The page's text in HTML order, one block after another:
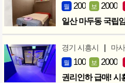
월 200 보 2000
일산 마두동 국립
경기 시흥시 | 마
월 100 보 2000
권리인하 급매! 시